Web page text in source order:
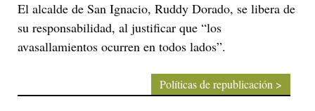
El alcalde de San Ignacio, Ruddy Dorado, se libera de
su responsabilidad, al justificar que “los
avasallamientos ocurren en todos lados”.
Políticas de republicación >